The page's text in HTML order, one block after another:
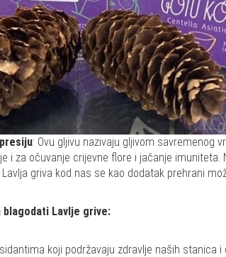
: Ovu gljivu nazivaju gljivom savremenog
i za očuvanje crijevne flore i jačanje imuniteta.
griva kod nas se kao dodatak prehrani
blagodati Lavlje grive:
koji podržavaju zdravlje naših stanica